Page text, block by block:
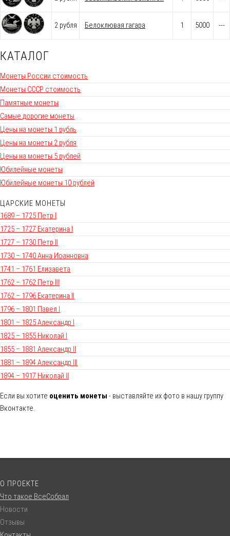
2 рубля Белоклювая гагара 1 5000 ---
КАТАЛОГ
Монеты России стоимость
Монеты СССР стоимость
Памятные монеты
Самые дорогие монеты
Цены на монеты 1 рубль
Цены на монеты 2 рубля
Цены на монеты 5 рублей
Юбилейные монеты
Юбилейные монеты 10 рублей
ЦАРСКИЕ МОНЕТЫ
1689 – 1725 Петр I
1725 – 1727 Екатерина I
1727 – 1730 Петр II
1730 – 1740 Анна Иоанновна
1741 – 1761 Елизавета
1762 – 1762 Петр III
1762 – 1796 Екатерина II
1796 – 1801 Павел I
1801 – 1825 Александр I
1825 – 1855 Николай I
1855 – 1881 Александр II
1881 – 1894 Александр III
1894 – 1917 Николай II
Если вы хотите оценить монеты - выставляйте их фото в нашу группу
Вконтакте.
О ПРОЕКТЕ
Что такое ВсеСобрал
Новости
Отзывы